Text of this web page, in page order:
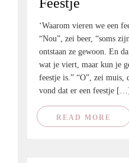
‘Waarom vieren we een
“Nou”, zei beer, “soms
ontstaan ze gewoon. En
wat je viert, maar kun je
feestje is.” “O”, zei muis,
vond dat er een feestje […]
READ MORE